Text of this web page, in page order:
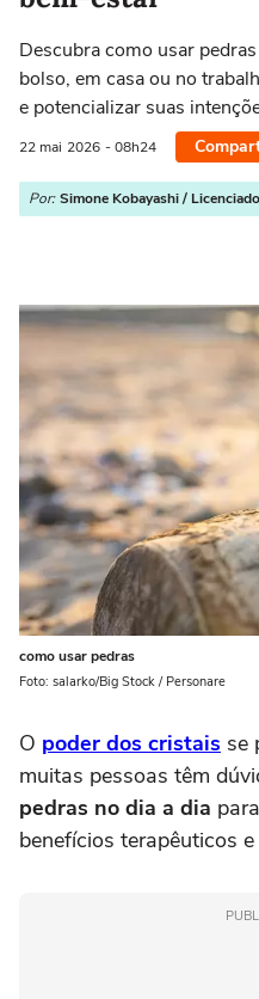
Descubra como usar
bolso, em casa ou no
e potencializar suas
22 mai 2026 - 08h24
Por: Simone Kobayashi /
como usar pedras
Foto: salarko/Big Stock / Personare
O poder dos cristais se
muitas pessoas têm
pedras no dia a dia
benefícios terapêuticos